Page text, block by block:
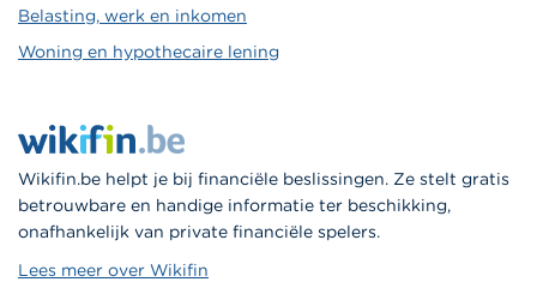
Belasting, werk en inkomen
Woning en hypothecaire lening
Wikifin.be helpt je bij financiële beslissingen. Ze stelt gratis
betrouwbare en handige informatie ter beschikking,
onafhankelijk van private financiële spelers.
Lees meer over Wikifin